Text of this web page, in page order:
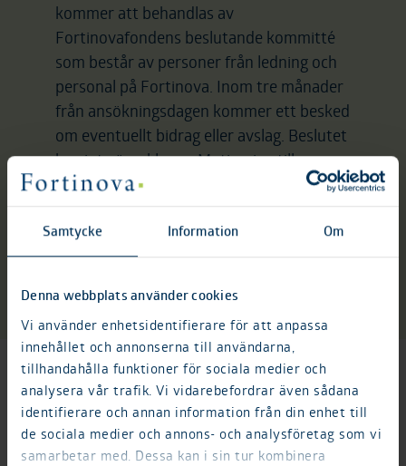
Samtycke Information Om
Denna webbplats använder cookies
Vi använder enhetsidentifierare för att anpassa
innehållet och annonserna till användarna,
tillhandahålla funktioner för sociala medier och
analysera vår trafik. Vi vidarebefordrar även sådana
identifierare och annan information från din enhet till
de sociala medier och annons- och analysföretag som vi
samarbetar med. Dessa kan i sin tur kombinera
kommer att behandlas av
Fortinovafondens beslutande kommitté
som består av personer från ledning och
personal på Fortinova. Inom tre månader
från ansökningsdagen kommer ett besked
om eventuellt bidrag eller avslag. Beslutet
kan inte överklagas. Motivering till
beviljande av bidrag eller avslag lämnas
inte. Bidraget ska användas till det
ändamål som angivits i ansökan.
Fortinovafonden förbehåller sig rätten att
bidrag som marknadsföring av fonden.
Ansök här
Beviljade projekt